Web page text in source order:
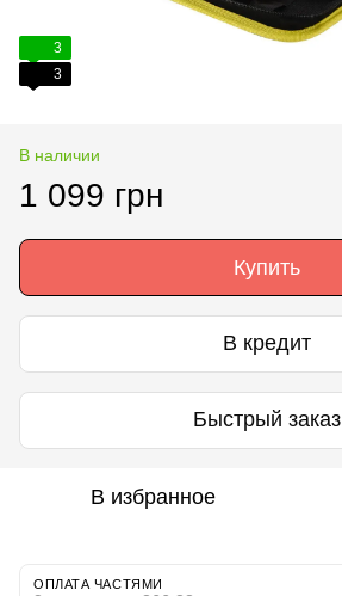
3
3
В наличии
1 099 грн
Купить
В кредит
Быстрый заказ
В избранное
ОПЛАТА ЧАСТЯМИ